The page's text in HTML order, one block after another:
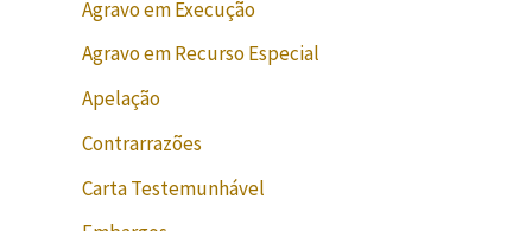
Agravo em Execução
Agravo em Recurso Especial
Apelação
Contrarrazões
Carta Testemunhável